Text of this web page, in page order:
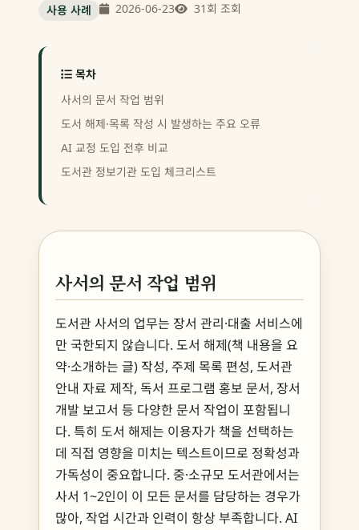
사용 사례 2026-06-23 31회 조회
목차
사서의 문서 작업 범위
도서 해제·목록 작성 시 발생하는 주요 오류
AI 교정 도입 전후 비교
도서관 정보기관 도입 체크리스트
사서의 문서 작업 범위
도서관 사서의 업무는 장서 관리·대출 서비스에
만 국한되지 않습니다. 도서 해제(책 내용을 요
약·소개하는 글) 작성, 주제 목록 편성, 도서관
안내 자료 제작, 독서 프로그램 홍보 문서, 장서
개발 보고서 등 다양한 문서 작업이 포함됩니
다. 특히 도서 해제는 이용자가 책을 선택하는
데 직접 영향을 미치는 텍스트이므로 정확성과
가독성이 중요합니다. 중·소규모 도서관에서는
사서 1~2인이 이 모든 문서를 담당하는 경우가
많아, 작업 시간과 인력이 항상 부족합니다. AI